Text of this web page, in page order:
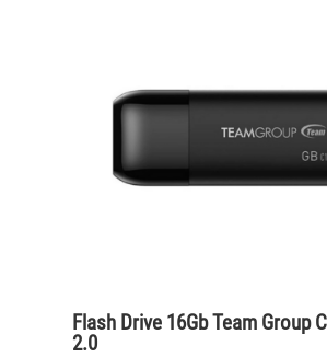
Flash Drive 16Gb Team Group
2.0